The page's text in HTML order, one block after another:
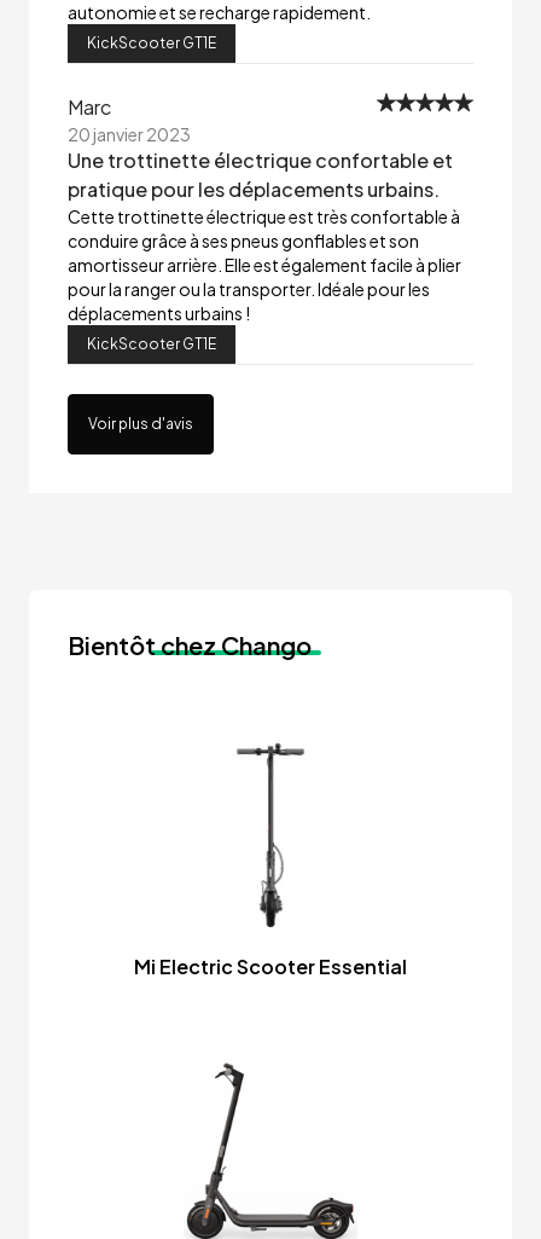
autonomie et se recharge rapidement.
KickScooter GT1E
Marc
20 janvier 2023
Une trottinette électrique confortable et
pratique pour les déplacements urbains.
Cette trottinette électrique est très confortable à
conduire grâce à ses pneus gonflables et son
amortisseur arrière. Elle est également facile à plier
pour la ranger ou la transporter. Idéale pour les
déplacements urbains !
KickScooter GT1E
Voir plus d'avis
Bientôtchez Chango
Mi Electric Scooter Essential